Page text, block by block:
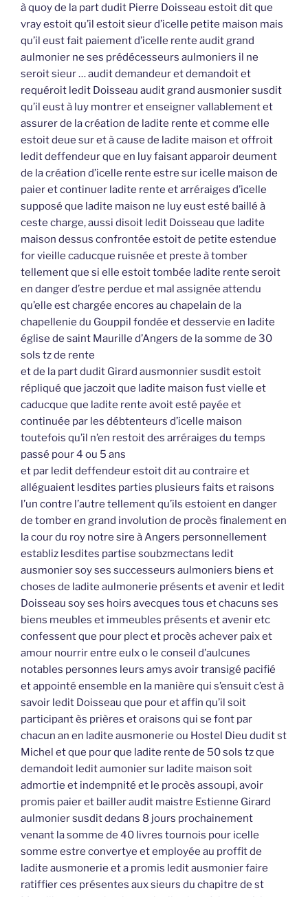
à quoy de la part dudit Pierre Doisseau estoit dit que
vray estoit qu’il estoit sieur d’icelle petite maison mais
qu’il eust fait paiement d’icelle rente audit grand
aulmonier ne ses prédécesseurs aulmoniers il ne
seroit sieur … audit demandeur et demandoit et
requéroit ledit Doisseau audit grand ausmonier susdit
qu’il eust à luy montrer et enseigner vallablement et
assurer de la création de ladite rente et comme elle
estoit deue sur et à cause de ladite maison et offroit
ledit deffendeur que en luy faisant apparoir deument
de la création d’icelle rente estre sur icelle maison de
paier et continuer ladite rente et arréraiges d’icelle
supposé que ladite maison ne luy eust esté baillé à
ceste charge, aussi disoit ledit Doisseau que ladite
maison dessus confrontée estoit de petite estendue
for vieille caducque ruisnée et preste à tomber
tellement que si elle estoit tombée ladite rente seroit
en danger d’estre perdue et mal assignée attendu
qu’elle est chargée encores au chapelain de la
chapellenie du Gouppil fondée et desservie en ladite
église de saint Maurille d’Angers de la somme de 30
sols tz de rente
et de la part dudit Girard ausmonnier susdit estoit
répliqué que jaczoit que ladite maison fust vielle et
caducque que ladite rente avoit esté payée et
continuée par les débtenteurs d’icelle maison
toutefois qu’il n’en restoit des arréraiges du temps
passé pour 4 ou 5 ans
et par ledit deffendeur estoit dit au contraire et
alléguaient lesdites parties plusieurs faits et raisons
l’un contre l’autre tellement qu’ils estoient en danger
de tomber en grand involution de procès finalement en
la cour du roy notre sire à Angers personnellement
establiz lesdites partise soubzmectans ledit
ausmonier soy ses successeurs aulmoniers biens et
choses de ladite aulmonerie présents et avenir et ledit
Doisseau soy ses hoirs avecques tous et chacuns ses
biens meubles et immeubles présents et avenir etc
confessent que pour plect et procès achever paix et
amour nourrir entre eulx o le conseil d’aulcunes
notables personnes leurs amys avoir transigé pacifié
et appointé ensemble en la manière qui s’ensuit c’est à
savoir ledit Doisseau que pour et affin qu’il soit
participant ès prières et oraisons qui se font par
chacun an en ladite ausmonerie ou Hostel Dieu dudit st
Michel et que pour que ladite rente de 50 sols tz que
demandoit ledit aumonier sur ladite maison soit
admortie et indempnité et le procès assoupi, avoir
promis paier et bailler audit maistre Estienne Girard
aulmonier susdit dedans 8 jours prochainement
venant la somme de 40 livres tournois pour icelle
somme estre convertye et employée au proffit de
ladite ausmonerie et a promis ledit ausmonier faire
ratiffier ces présentes aux sieurs du chapitre de st